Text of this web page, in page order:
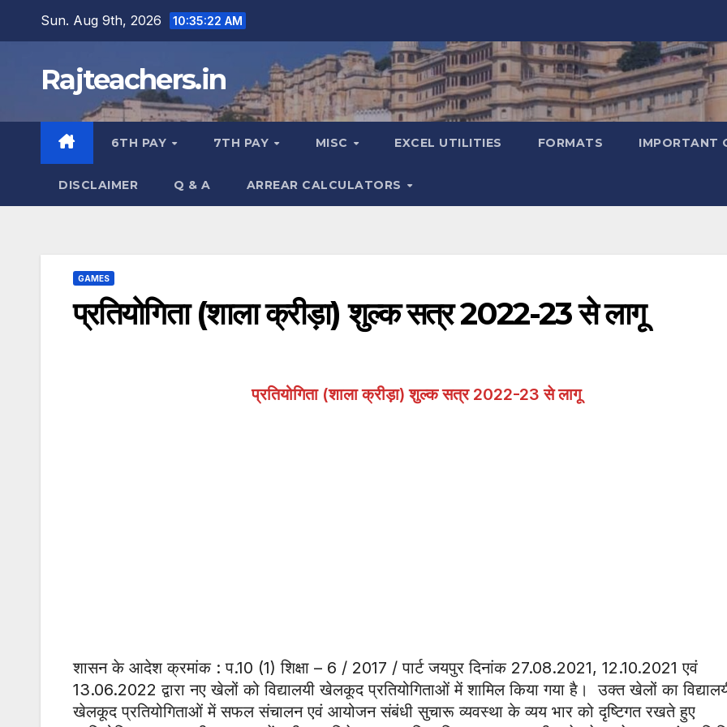
Sun. Aug 9th, 2026 10:35:23 AM
Rajteachers.in
6TH PAY 7TH PAY MISC EXCEL UTILITIES FORMATS IMPORTANT
DISCLAIMER Q & A ARREAR CALCULATORS
GAMES
प्रतियोगिता (शाला क्रीड़ा) शुल्क सत्र 2022-23 से लागू
प्रतियोगिता (शाला क्रीड़ा) शुल्क सत्र 2022-23 से लागू
शासन के आदेश क्रमांक : प.10 (1) शिक्षा – 6 / 2017 / पार्ट जयपुर दिनांक 27.08.2021, 12.10.2021 एवं
13.06.2022 द्वारा नए खेलों को विद्यालयी खेलकूद प्रतियोगिताओं में शामिल किया गया है। उक्त खेलों का
खेलकूद प्रतियोगिताओं में सफल संचालन एवं आयोजन संबंधी सुचारू व्यवस्था के व्यय भार को दृष्टिगत रखते हुए